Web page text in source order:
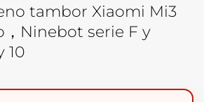
tambor Xiaomi Mi3
，Ninebot serie F y
10